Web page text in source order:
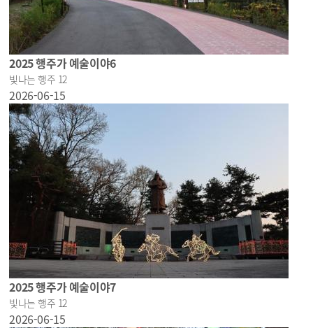
2025 행주가 예술이야6
빛나는 행주 12
2026-06-15
2025 행주가 예술이야7
빛나는 행주 12
2026-06-15